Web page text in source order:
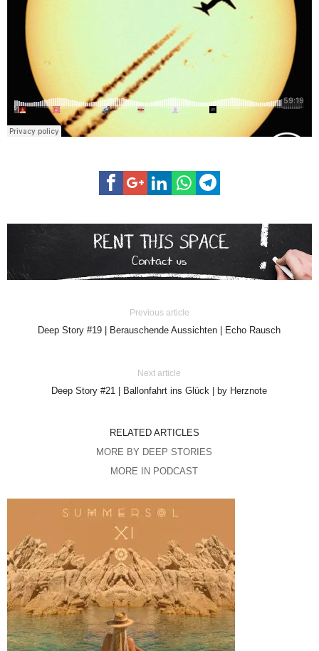
Previous article
Deep Story #19 | Berauschende Aussichten | Echo Rausch
Next article
Deep Story #21 | Ballonfahrt ins Glück | by Herznote
RELATED ARTICLES
MORE BY DEEP STORIES
MORE IN PODCAST